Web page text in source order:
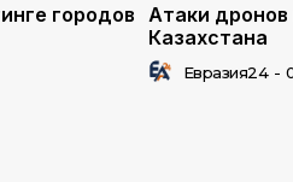
городов
Атаки
Казахстана
Евразия24 -